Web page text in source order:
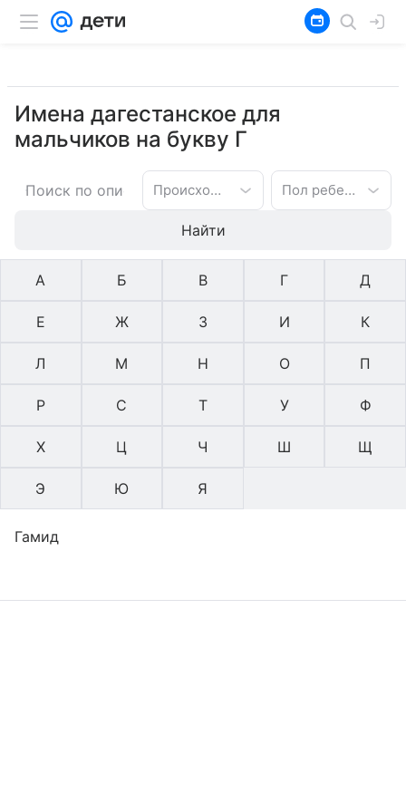
Имена дагестанское для
мальчиков на букву Г
Происхождение имени Пол ребенка
Найти
А Б В Г Д
Е Ж З И К
Л М Н О П
Р С Т У Ф
Х Ц Ч Ш Щ
Э Ю Я
Гамид